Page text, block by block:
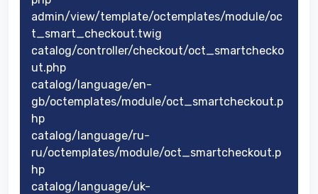
admin/view/template/octemplates/module/oc
t_smart_checkout.twig
catalog/controller/checkout/oct_smartchecko
ut.php
catalog/language/en-
gb/octemplates/module/oct_smartcheckout.p
hp
catalog/language/ru-
ru/octemplates/module/oct_smartcheckout.p
hp
catalog/language/uk-